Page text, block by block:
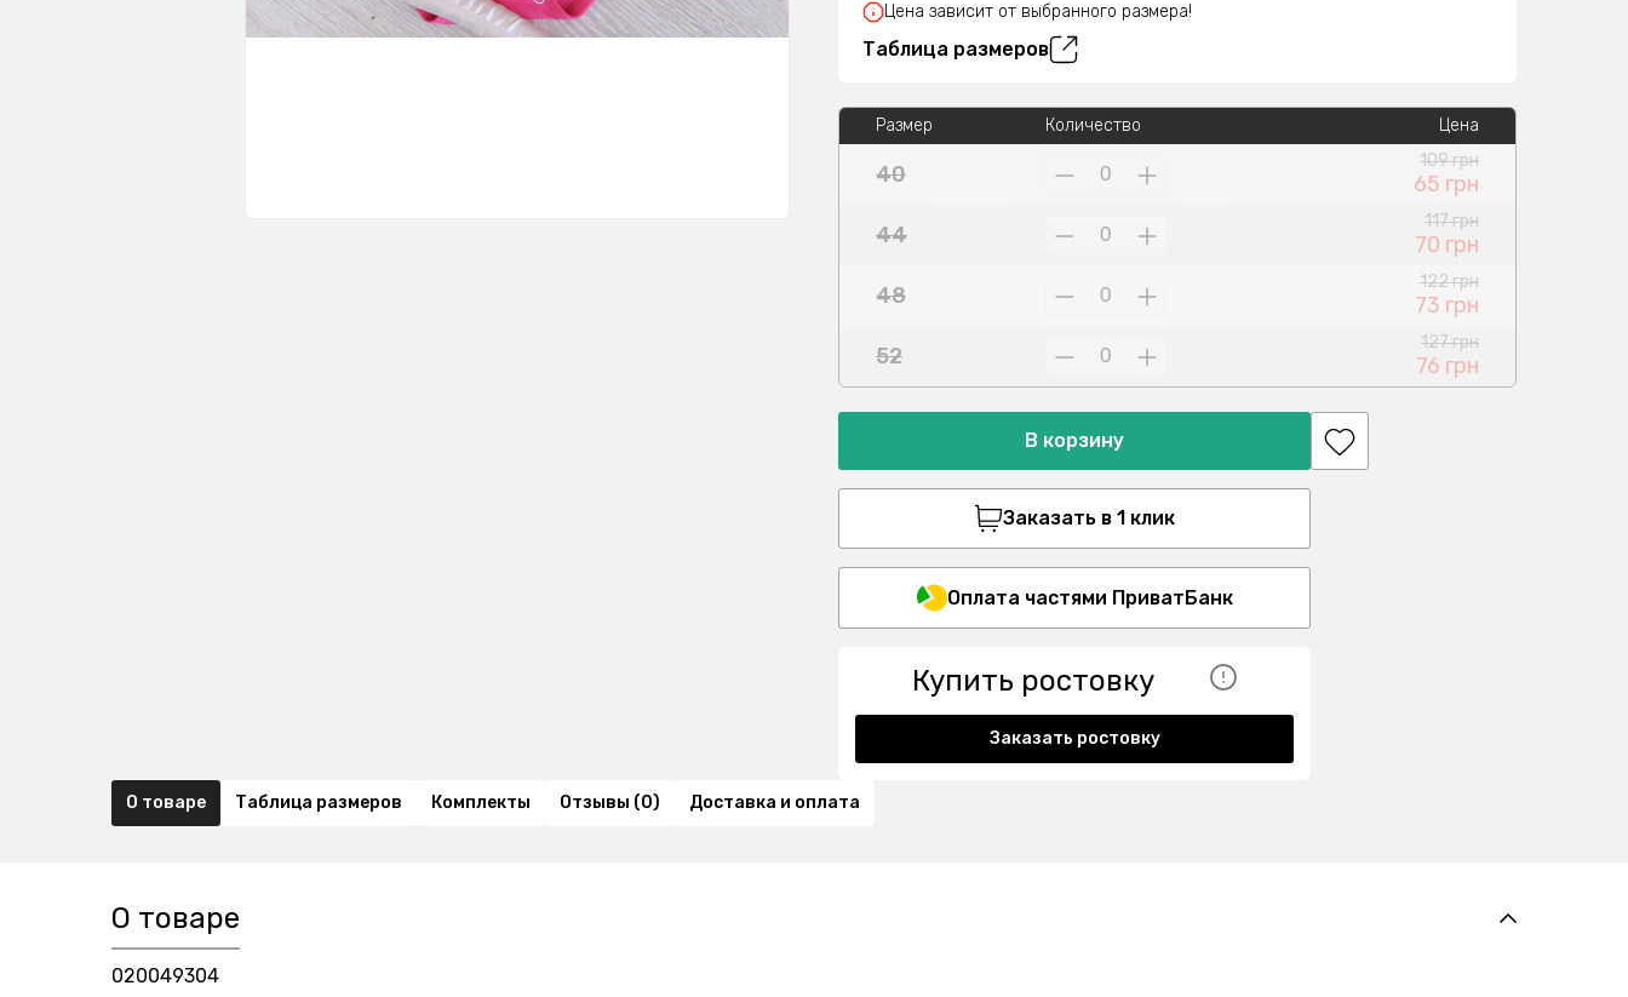
Цена зависит от выбранного размера!
Таблица размеров
Размер
40
44
48
52
Количество
Цена
109 грн
65 грн
117 грн
70 грн
122 грн
73 грн
127 грн
76 грн
В корзину
Заказать в 1 клик
Оплата частями ПриватБанк
Купить ростовку
Заказать ростовку
О товаре Таблица размеров Комплекты Отзывы (0) Доставка и оплата
О товаре
020049304